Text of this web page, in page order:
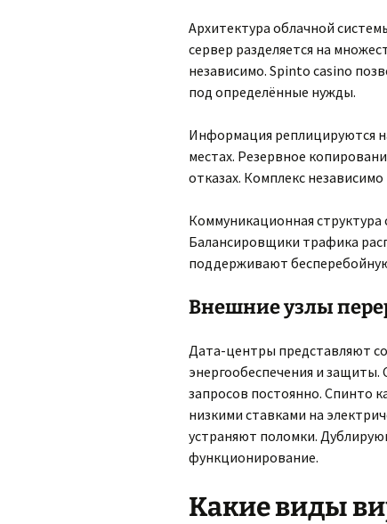
Архитектура облачной
сервер разделяется на
независимо. Spinto casino
под определённые нужды.
Информация реплицируются
местах. Резервное
отказах. Комплекс
Коммуникационная
Балансировщики трафика
поддерживают
Внешние узлы
Дата-центры представляют
энергообеспечения и
запросов постоянно. Спинто
низкими ставками на
устраняют поломки.
функционирование.
Какие виды